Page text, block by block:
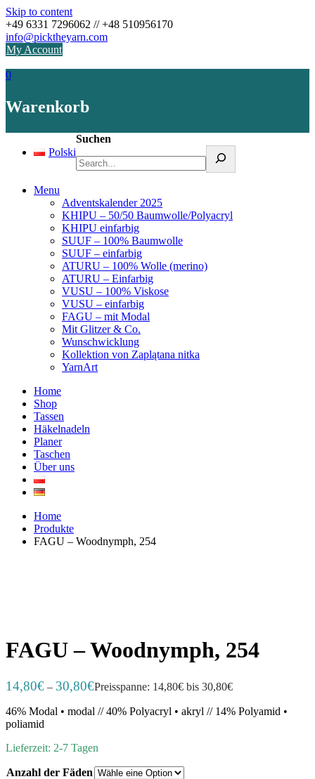
Skip to content
+49 6331 7296062 // +48 510956170
info@picktheyarn.com
My Account
0
Warenkorb
Polski
Suchen
Menu
Adventskalender 2025
KHIPU – 50/50 Baumwolle/Polyacryl
KHIPU einfarbig
SUUF – 100% Baumwolle
SUUF – einfarbig
ATURU – 100% Wolle (merino)
ATURU – Einfarbig
VUSU – 100% Viskose
VUSU – einfarbig
FAGU – mit Modal
Mit Glitzer & Co.
Wunschwicklung
Kollektion von Zaplątana nitka
YarnArt
Home
Shop
Tassen
Häkelnadeln
Planer
Taschen
Über uns
Home
Produkte
FAGU – Woodnymph, 254
FAGU – Woodnymph, 254
14,80€ – 30,80€Preisspanne: 14,80€ bis 30,80€
46% Modal • modal // 40% Polyacryl • akryl // 14% Polyamid •
poliamid
Lieferzeit: 2-7 Tagen
Anzahl der Fäden